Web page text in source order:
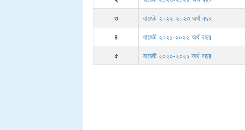
৩
বাজেট ২০২২-২০২৩ অর্থ বছর
৪
বাজেট ২০২১-২০২২ অর্থ বছর
৫
বাজেট ২০২০-২০২১ অর্থ বছর